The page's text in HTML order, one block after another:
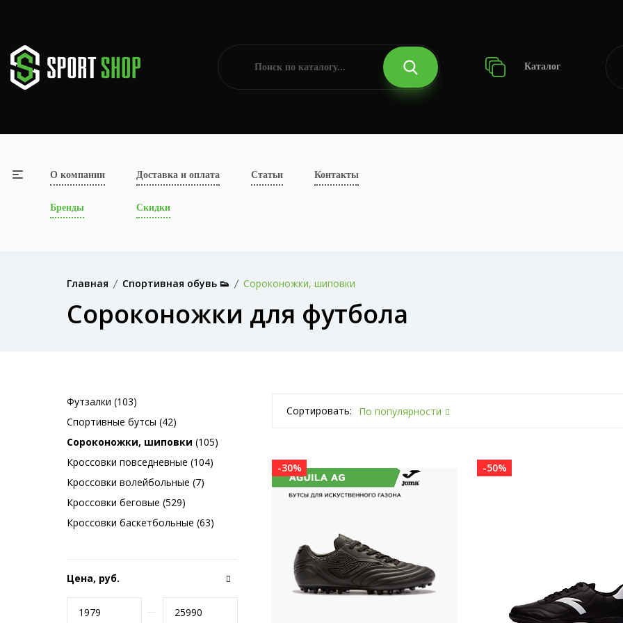
Каталог
О компании Доставка и оплата Статьи Контакты
Бренды Скидки
Главная Спортивная обувь 👟 Сороконожки, шиповки
Сороконожки для футбола
Футзалки (103)
Спортивные бутсы (42)
Сороконожки, шиповки (105)
Кроссовки повседневные (104)
Кроссовки волейбольные (7)
Кроссовки беговые (529)
Кроссовки баскетбольные (63)
Цена, руб.
Сортировать: По популярности
-30% -50%